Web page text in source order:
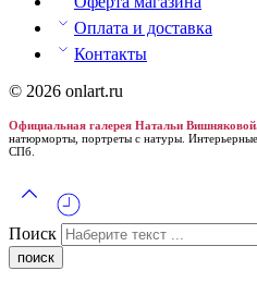
Оплата и доставка
Контакты
© 2026 onlart.ru
Официальная галерея Натальи
натюрморты, портреты с натуры.
СПб.
Поиск